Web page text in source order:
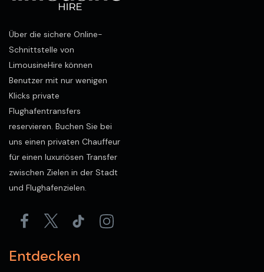
Über die sichere Online-
Schnittstelle von
LimousineHire können
Benutzer mit nur wenigen
Klicks private
Flughafentransfers
reservieren. Buchen Sie bei
uns einen privaten Chauffeur
für einen luxuriösen Transfer
zwischen Zielen in der Stadt
und Flughafenzielen.
Entdecken